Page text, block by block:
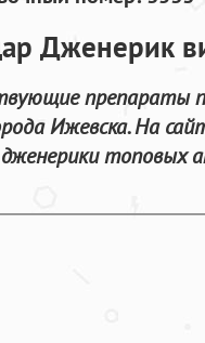
Дженерик
препараты
Ижевска. На
топовых